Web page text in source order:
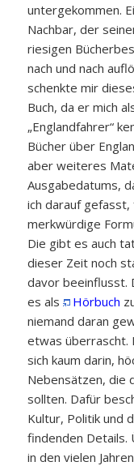
untergekommen.
Nachbar, der
riesigen
nach und nach
schenkte mir
Buch, da er mich
„Englandfahrer“
Bücher über
aber weiteres
Ausgabedatums,
ich darauf
merkwürdige
Die gibt es auch
dieser Zeit noch
davor beeinflusst.
es als
Hörbuch
niemand daran
etwas überrascht.
sich kaum darin,
Nebensätzen, die
sollten. Dafür
Kultur, Politik und
findenden Details.
in den vielen